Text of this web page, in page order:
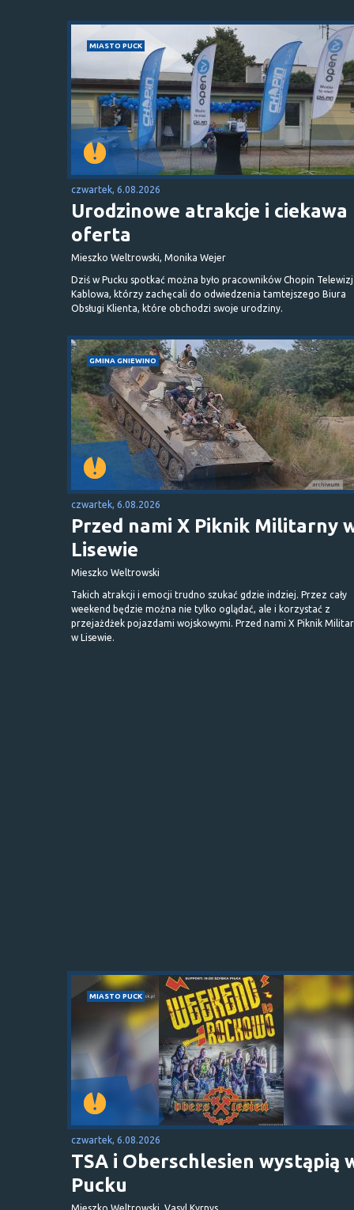
MIASTO PUCK
czwartek, 6.08.2026
Urodzinowe atrakcje i ciekawa
oferta
Mieszko Weltrowski, Monika Wejer
Dziś w Pucku spotkać można było pracowników Chopin
Kablowa, którzy zachęcali do odwiedzenia tamtejszego Biura
Obsługi Klienta, które obchodzi swoje urodziny.
GMINA GNIEWINO
czwartek, 6.08.2026
Przed nami X Piknik Militarny
Lisewie
Mieszko Weltrowski
Takich atrakcji i emocji trudno szukać gdzie indziej. Przez cały
weekend będzie można nie tylko oglądać, ale i korzystać z
przejażdżek pojazdami wojskowymi. Przed nami X Piknik
w Lisewie.
MIASTO PUCK
czwartek, 6.08.2026
TSA i Oberschlesien wystąpią
Pucku
Mieszko Weltrowski, Vasyl Kyrnys